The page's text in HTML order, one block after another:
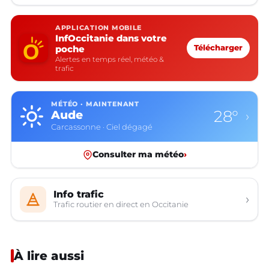
APPLICATION MOBILE
InfOccitanie dans votre
poche
Alertes en temps réel, météo &
trafic
Télécharger
MÉTÉO · MAINTENANT
Aude
Carcassonne · Ciel dégagé
28° ›
Consulter ma météo›
Info trafic
Trafic routier en direct en Occitanie ›
À lire aussi